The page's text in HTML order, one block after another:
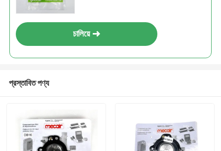
চালিয়ে
প্রস্তাবিত পণ্য